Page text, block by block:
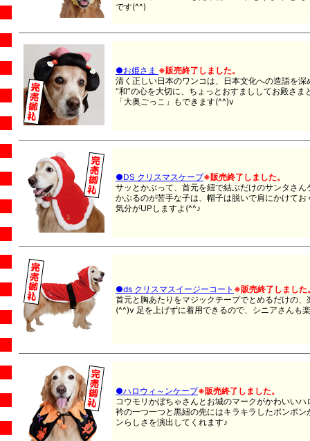
です(^^)
●お姫さま ※販売終了しました。
清く正しい日本のワンコは、日本文化への造詣を
“和”の心を大切に、ちょっとおすまししてお殿さ
「大奥ごっこ」もできます(^^)v
●DS クリスマスケープ※販売終了しました。
サッとかぶって、首元を紐で結ぶだけのサンタさん
かぶるのが苦手な子は、帽子は脱いで肩にかけて
気分がUPしますよ(^^♪
●ds クリスマスイージーコート ※販売終了しました
首元と 胸あたりをマジックテープでとめるだけの
(^^)v 足を上げずに着用できるので、シニアさんも
●ハロウィ～ンケープ※販売終了しました。
コウモリかぼちゃさんとお城のマークがかわいい
衿の一つ一つと黒紐の先にはキラキラしたポンポ
ンらしさを演出してくれます♪